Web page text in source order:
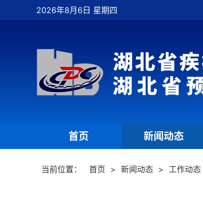
2026年8月6日 星期四
首页 新闻动态
当前位置： 首页 > 新闻动态 > 工作动态